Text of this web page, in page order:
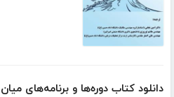
دانلود کتاب دوره‌ها و برنامه‌های